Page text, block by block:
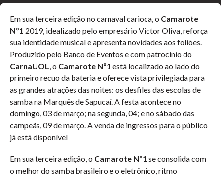
Em sua terceira edição no carnaval carioca, o Camarote
Nº1 2019, idealizado pelo empresário Victor Oliva, reforça
sua identidade musical e apresenta novidades aos foliões.
Produzido pelo Banco de Eventos e com patrocínio do
CarnaUOL, o Camarote Nº1 está localizado ao lado do
primeiro recuo da bateria e oferece vista privilegiada para
as grandes atrações das noites: os desfiles das escolas de
samba na Marquês de Sapucaí. A festa acontece no
domingo, 03 de março; na segunda, 04; e no sábado das
campeãs, 09 de março. A venda de ingressos para o público
já está disponível
Em sua terceira edição, o Camarote Nº1 se consolida com
o melhor do samba brasileiro e o eletrônico, ritmo